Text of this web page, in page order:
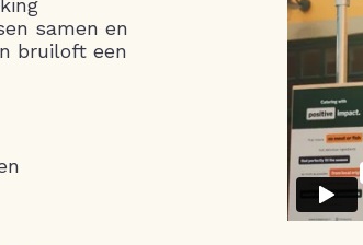
samen en
bruiloft een